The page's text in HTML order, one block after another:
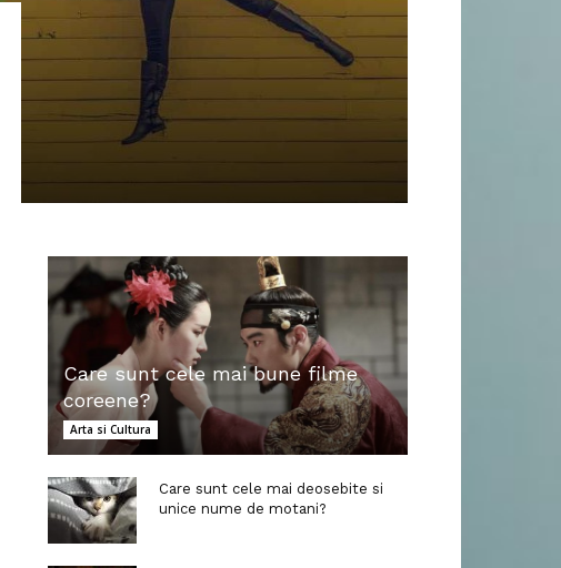
Care sunt cele mai bune filme
coreene?
Arta si Cultura
Care sunt cele mai deosebite si
unice nume de motani?